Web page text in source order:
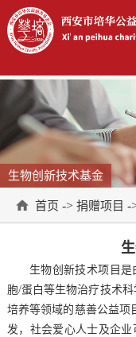
生物创新技术基金
首页 -> 捐赠项目 -
生物创新技术项目
胞/蛋白等生物治疗技术
培养等领域的慈善公益项
发，社会爱心人士及企